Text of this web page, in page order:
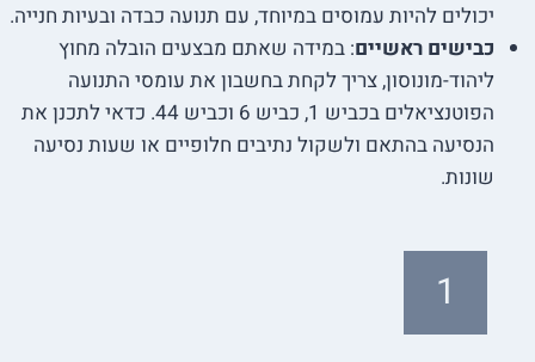
יכולים להיות עמוסים במיוחד, עם תנועה כבדה ובעיות חנייה.
כבישים ראשיים: במידה שאתם מבצעים הובלה מחוץ
ליהוד-מונוסון, צריך לקחת בחשבון את עומסי התנועה
הפוטנציאלים בכביש 1, כביש 6 וכביש 44. כדאי לתכנן את
הנסיעה בהתאם ולשקול נתיבים חלופיים או שעות נסיעה
שונות.
1